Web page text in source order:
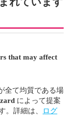
that may affect
全て均質である場
によって提案
。詳細は、
ログ